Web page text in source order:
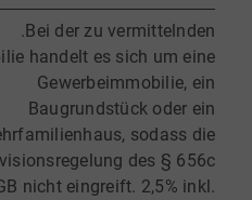
.Bei der zu vermittelnden
handelt es sich um eine
Gewerbeimmobilie, ein
Baugrundstück oder ein
sodass die
des § 656c
nicht eingreift. 2,5% inkl.